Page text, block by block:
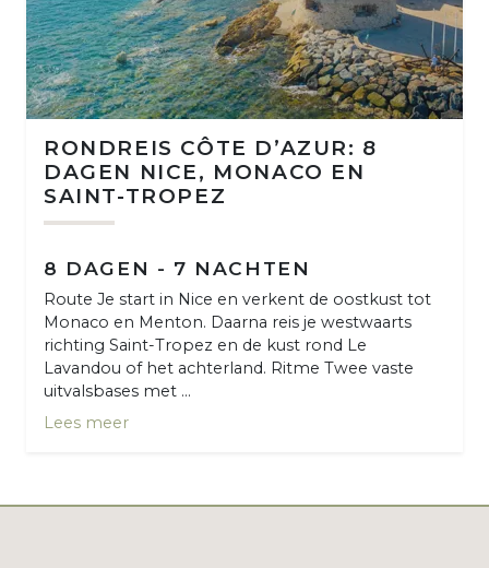
RONDREIS CÔTE D’AZUR: 8
DAGEN NICE, MONACO EN
SAINT-TROPEZ
8 DAGEN - 7 NACHTEN
Route Je start in Nice en verkent de oostkust tot
Monaco en Menton. Daarna reis je westwaarts
richting Saint-Tropez en de kust rond Le
Lavandou of het achterland. Ritme Twee vaste
uitvalsbases met ...
Lees meer